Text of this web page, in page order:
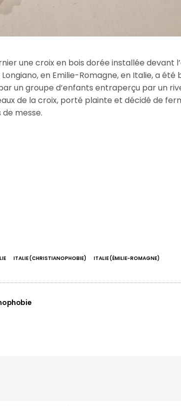
une croix en bois dorée installée devant
en Emilie-Romagne, en Italie, a été
un groupe d’enfants entraperçu par un
de la croix, porté plainte et décidé de
messe.
ITALIE (CHRISTIANOPHOBIE) ITALIE (ÉMILIE-ROMAGNE)